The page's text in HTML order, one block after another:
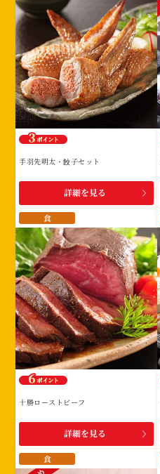
手羽先明太・餃子セット
詳細を見る
食
十勝ローストビーフ
詳細を見る
食